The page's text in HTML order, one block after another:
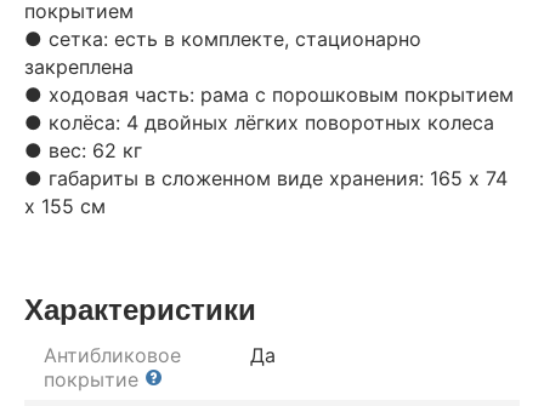
покрытием
● сетка: есть в комплекте, стационарно
закреплена
● ходовая часть: рама с порошковым покрытием
● колёса: 4 двойных лёгких поворотных колеса
● вес: 62 кг
● габариты в сложенном виде хранения: 165 x 74
x 155 см
Характеристики
Антибликовое
покрытие
Да